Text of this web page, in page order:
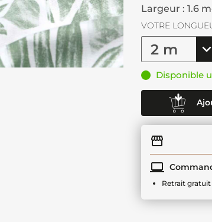
Largeur : 1.6
VOTRE
Disponible
Retrait